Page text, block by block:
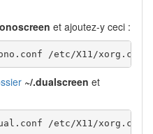
et ajoutez-y ceci :
/etc/X11/xorg.conf
~/.dualscreen et
/etc/X11/xorg.conf